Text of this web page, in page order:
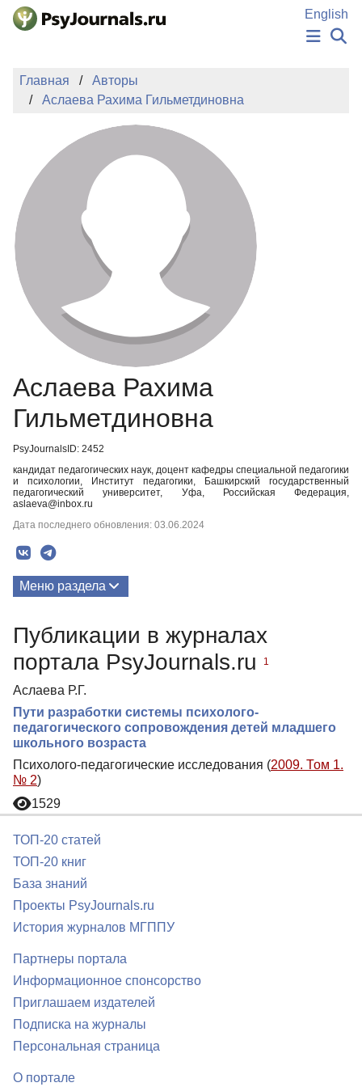
Перейти к основному содержанию
English
ИЗДАНИЯ
АВТОРЫ
ПОДАТЬ РУКОПИСЬ
БАЗА ЗНАНИЙ
КЛЮЧЕВЫЕ СЛОВА
Регистрация
Главная
Авторы
Аслаева Рахима Гильметдиновна
Аслаева Рахима
Гильметдиновна
PsyJournalsID: 2452
кандидат педагогических наук, доцент кафедры специальной педагогики
и психологии, Институт педагогики, Башкирский государственный
педагогический университет, Уфа, Российская Федерация,
aslaeva@inbox.ru
Дата последнего обновления: 03.06.2024
Меню раздела
Публикации в журналах
портала PsyJournals.ru
1
Аслаева Р.Г.
Пути разработки системы психолого-
педагогического сопровождения детей младшего
школьного возраста
Психолого-педагогические исследования (2009. Том 1.
№ 2)
1529
ТОП-20 статей
ТОП-20 книг
База знаний
Проекты PsyJournals.ru
История журналов МГППУ
Партнеры портала
Информационное спонсорство
Приглашаем издателей
Подписка на журналы
Персональная страница
О портале